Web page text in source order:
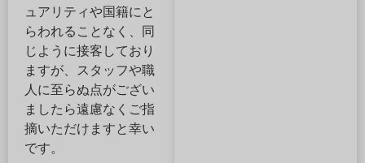
ュアリティや国籍にと
らわれることなく、同
じように接客しており
ますが、スタッフや職
人に至らぬ点がござい
ましたら遠慮なくご指
摘いただけますと幸い
です。